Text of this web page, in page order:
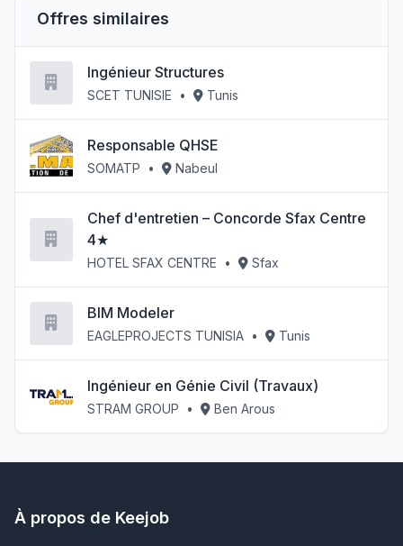
Offres similaires
Ingénieur Structures
SCET TUNISIE • Tunis
Responsable QHSE
SOMATP • Nabeul
Chef d'entretien – Concorde Sfax Centre
4★
HOTEL SFAX CENTRE • Sfax
BIM Modeler
EAGLEPROJECTS TUNISIA • Tunis
Ingénieur en Génie Civil (Travaux)
STRAM GROUP • Ben Arous
À propos de Keejob